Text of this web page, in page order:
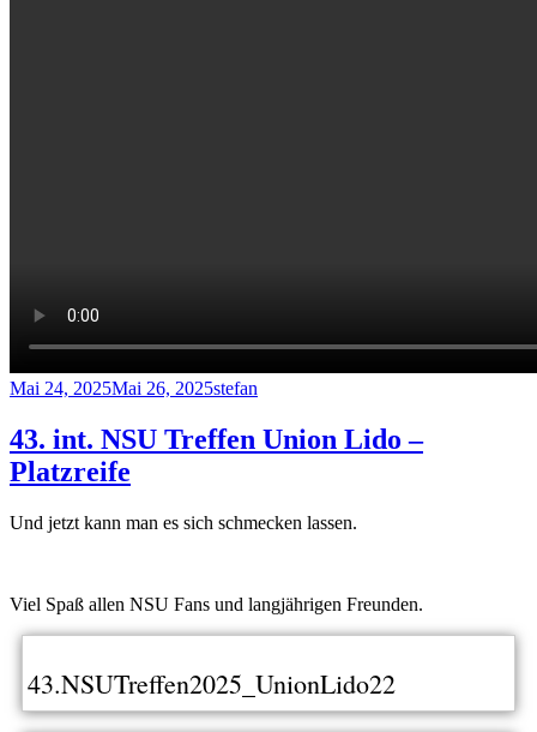
Veröffentlicht
Mai 24, 2025Mai 26, 2025Autor
stefan
43. int. NSU Treffen Union Lido –
Platzreife
Und jetzt kann man es sich schmecken lassen.
Viel Spaß allen NSU Fans und langjährigen Freunden.
43.NSUTreffen2025_UnionLido22